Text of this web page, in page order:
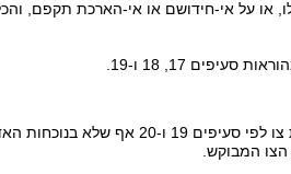
לו, או על אי-חידושם או אי-הארכת תקפם,
17, 18 ו-19.
(א) בית המשפט יהיה רשאי לתת צו
הצו המבוקש.